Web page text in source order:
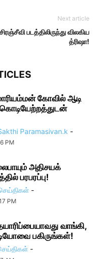
Next article
சிரஞ்சீவி படத்திலிருந்து விலகிய
த்ரிஷா!
கோவில் ஆடி
கொடியேற்றத்துடன்
Paramasivan.k -
PM
அதிசயக்
பரபரப்பு!
-
PM
வாங்கி,
பகிருங்கள்!
-